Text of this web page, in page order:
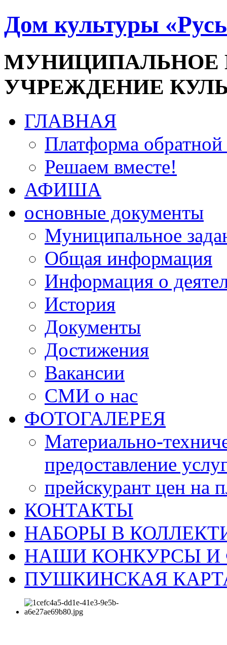
Дом культуры
УЧРЕЖДЕНИЕ
ГЛАВНАЯ
Платформа обратной
Решаем вместе!
АФИША
основные документы
Муниципальное
Общая информация
Информация о
История
Документы
Достижения
Вакансии
СМИ о нас
ФОТОГАЛЕРЕЯ
Материально-
предоставление
прейскурант цен на
КОНТАКТЫ
НАБОРЫ В
НАШИ КОНКУРСЫ И
ПУШКИНСКАЯ